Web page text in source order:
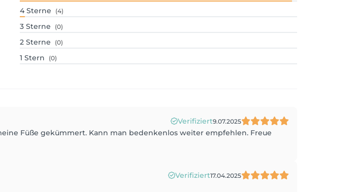
4 Sterne (4)
3 Sterne (0)
2 Sterne (0)
1 Stern (0)
Verifiziert9.07.2025
Füße gekümmert. Kann man bedenkenlos weiter empfehlen. Freue
Verifiziert17.04.2025